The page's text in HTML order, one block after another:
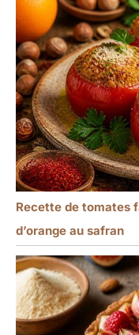
Recette de tomates
d’orange au safran